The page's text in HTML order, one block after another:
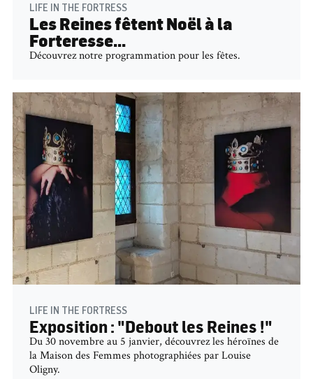
LIFE IN THE FORTRESS
Les Reines fêtent Noël à la
Forteresse...
Découvrez notre programmation pour les fêtes.
LIFE IN THE FORTRESS
Exposition : "Debout les Reines !"
Du 30 novembre au 5 janvier, découvrez les héroïnes de
la Maison des Femmes photographiées par Louise
Oligny.